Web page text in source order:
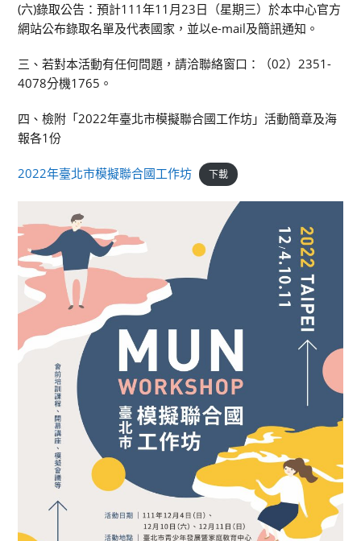
(六)錄取公告：預計111年11月23日（星期三）於本中心官方
網站公布錄取名單及代表國家，並以e-mail及簡訊通知。
三、若對本活動有任何問題，請洽聯絡窗口：（02）2351-
4078分機1765。
四、檢附「2022年臺北市模擬聯合國工作坊」活動簡章及海
報各1份
2022年臺北市模擬聯合國工作坊 下載